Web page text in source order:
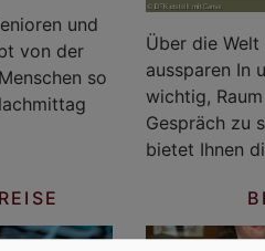
und
von der
so
Über die
aussparen In
wichtig,
Gespräch zu
bietet Ihnen